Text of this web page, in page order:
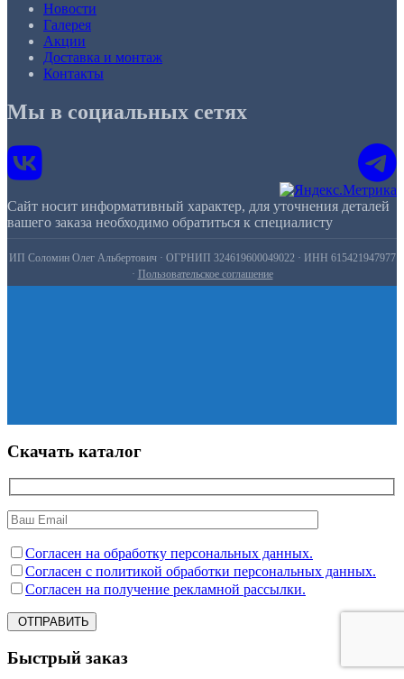
Новости
Галерея
Акции
Доставка и монтаж
Контакты
Мы в социальных сетях
Сайт носит информативный характер, для уточнения деталей
вашего заказа необходимо обратиться к специалисту
ИП Соломин Олег Альбертович · ОГРНИП 324619600049022 · ИНН 615421947977
· Пользовательское соглашение
Скачать каталог
Согласен на обработку персональных данных.
Согласен с политикой обработки персональных данных.
Согласен на получение рекламной рассылки.
ОТПРАВИТЬ
Быстрый заказ